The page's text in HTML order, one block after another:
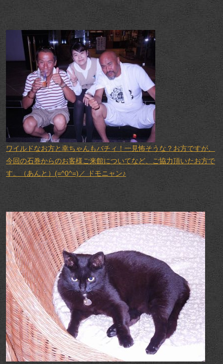
ワイルドなお方と幸ちゃんもバチィ！一見怖そうな？お方ですが、
今回の石巻からのお客様ご来館についてなど、ご協力頂いたお方で
す。（あんと）(=^0^=)／ ドモニャン♪